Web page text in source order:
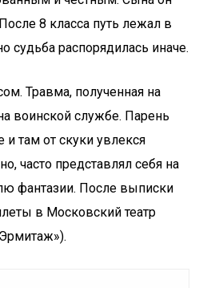
8 класса путь лежал в
судьба распорядилась иначе.
Травма, полученная на
воинской службе. Парень
там от скуки увлекся
часто представлял себя на
фантазии. После выписки
в Московский театр